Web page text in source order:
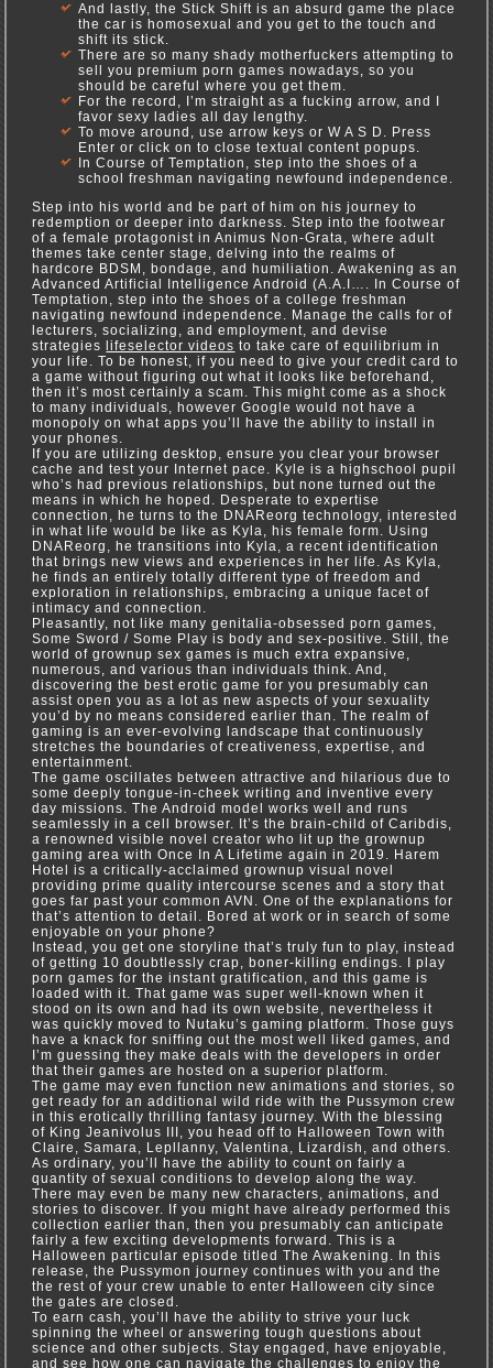
And lastly, the Stick Shift is an absurd game the place
the car is homosexual and you get to the touch and
shift its stick.
There are so many shady motherfuckers attempting to
sell you premium porn games nowadays, so you
should be careful where you get them.
For the record, I’m straight as a fucking arrow, and I
favor sexy ladies all day lengthy.
To move around, use arrow keys or W A S D. Press
Enter or click on to close textual content popups.
In Course of Temptation, step into the shoes of a
school freshman navigating newfound independence.
Step into his world and be part of him on his journey to
redemption or deeper into darkness. Step into the footwear
of a female protagonist in Animus Non-Grata, where adult
themes take center stage, delving into the realms of
hardcore BDSM, bondage, and humiliation. Awakening as an
Advanced Artificial Intelligence Android (A.A.I…. In Course of
Temptation, step into the shoes of a college freshman
navigating newfound independence. Manage the calls for of
lecturers, socializing, and employment, and devise
strategies
lifeselector videos to take care of equilibrium in
your life. To be honest, if you need to give your credit card to
a game without figuring out what it looks like beforehand,
then it’s most certainly a scam. This might come as a shock
to many individuals, however Google would not have a
monopoly on what apps you’ll have the ability to install in
your phones.
If you are utilizing desktop, ensure you clear your browser
cache and test your Internet pace. Kyle is a highschool pupil
who’s had previous relationships, but none turned out the
means in which he hoped. Desperate to expertise
connection, he turns to the DNAReorg technology, interested
in what life would be like as Kyla, his female form. Using
DNAReorg, he transitions into Kyla, a recent identification
that brings new views and experiences in her life. As Kyla,
he finds an entirely totally different type of freedom and
exploration in relationships, embracing a unique facet of
intimacy and connection.
Pleasantly, not like many genitalia-obsessed porn games,
Some Sword / Some Play is body and sex-positive. Still, the
world of grownup sex games is much extra expansive,
numerous, and various than individuals think. And,
discovering the best erotic game for you presumably can
assist open you as a lot as new aspects of your sexuality
you’d by no means considered earlier than. The realm of
gaming is an ever-evolving landscape that continuously
stretches the boundaries of creativeness, expertise, and
entertainment.
The game oscillates between attractive and hilarious due to
some deeply tongue-in-cheek writing and inventive every
day missions. The Android model works well and runs
seamlessly in a cell browser. It’s the brain-child of Caribdis,
a renowned visible novel creator who lit up the grownup
gaming area with Once In A Lifetime again in 2019. Harem
Hotel is a critically-acclaimed grownup visual novel
providing prime quality intercourse scenes and a story that
goes far past your common AVN. One of the explanations for
that’s attention to detail. Bored at work or in search of some
enjoyable on your phone?
Instead, you get one storyline that’s truly fun to play, instead
of getting 10 doubtlessly crap, boner-killing endings. I play
porn games for the instant gratification, and this game is
loaded with it. That game was super well-known when it
stood on its own and had its own website, nevertheless it
was quickly moved to Nutaku’s gaming platform. Those guys
have a knack for sniffing out the most well liked games, and
I’m guessing they make deals with the developers in order
that their games are hosted on a superior platform.
The game may even function new animations and stories, so
get ready for an additional wild ride with the Pussymon crew
in this erotically thrilling fantasy journey. With the blessing
of King Jeanivolus III, you head off to Halloween Town with
Claire, Samara, Lepllanny, Valentina, Lizardish, and others.
As ordinary, you’ll have the ability to count on fairly a
quantity of sexual conditions to develop along the way.
There may even be many new characters, animations, and
stories to discover. If you might have already performed this
collection earlier than, then you presumably can anticipate
fairly a few exciting developments forward. This is a
Halloween particular episode titled The Awakening. In this
release, the Pussymon journey continues with you and the
the rest of your crew unable to enter Halloween city since
the gates are closed.
To earn cash, you’ll have the ability to strive your luck
spinning the wheel or answering tough questions about
science and other subjects. Stay engaged, have enjoyable,
and see how one can navigate the challenges to enjoy the